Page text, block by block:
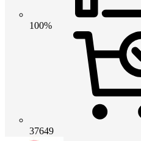
100%
37649